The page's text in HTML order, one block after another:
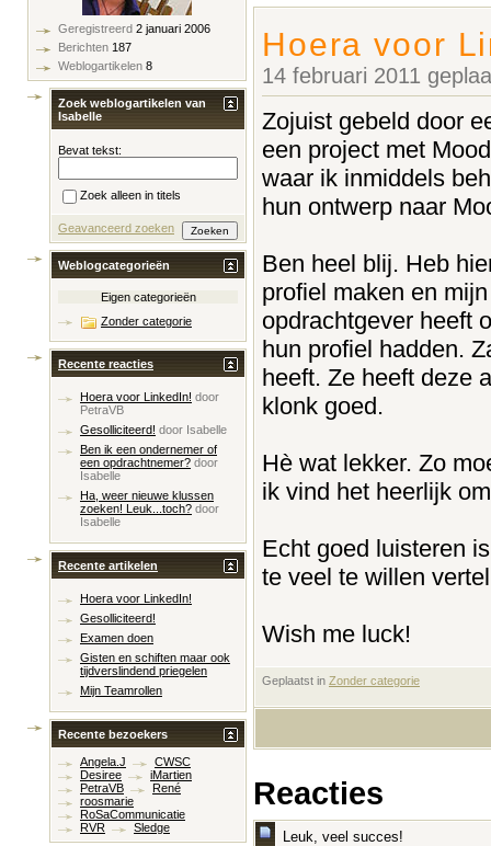
Hoera voor
14 februari 2011
Zojuist gebeld door
een project met
waar ik inmiddels
hun ontwerp naar
Ben heel blij. Heb
profiel maken en
opdrachtgever heeft
hun profiel hadden.
heeft. Ze heeft deze
klonk goed.
Hè wat lekker. Zo
ik vind het heerlijk
Echt goed luisteren
te veel te willen
Wish me luck!
Geplaatst in Zonder categorie
Reacties
Leuk, veel succes!
Geregistreerd 2 januari 2006
Berichten 187
Weblogartikelen 8
Zoek weblogartikelen van
Isabelle
Bevat tekst:
Zoek alleen in titels
Geavanceerd zoeken
Weblogcategorieën
Eigen categorieën
Zonder categorie
Recente reacties
Hoera voor LinkedIn! door
PetraVB
Gesolliciteerd! door Isabelle
Ben ik een ondernemer of
een opdrachtnemer? door
Isabelle
Ha, weer nieuwe klussen
zoeken! Leuk...toch? door
Isabelle
Recente artikelen
Hoera voor LinkedIn!
Gesolliciteerd!
Examen doen
Gisten en schiften maar ook
tijdverslindend priegelen
Mijn Teamrollen
Recente bezoekers
Angela.J
CWSC
Desiree
iMartien
PetraVB
René
roosmarie
RoSaCommunicatie
RVR
Sledge